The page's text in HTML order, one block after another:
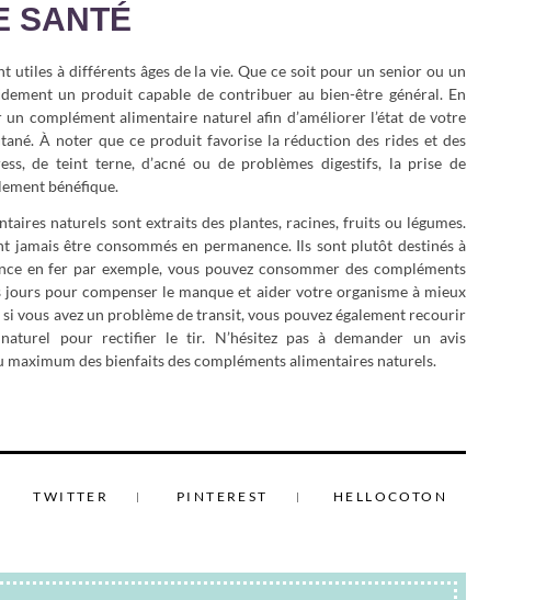
SANTÉ
utiles à différents âges de la vie. Que ce soit pour un senior ou un
un produit capable de contribuer au bien-être général. En
complément alimentaire naturel afin d’améliorer l’état de votre
À noter que ce produit favorise la réduction des rides et des
de teint terne, d’acné ou de problèmes digestifs, la prise de
bénéfique.
naturels sont extraits des plantes, racines, fruits ou légumes.
jamais être consommés en permanence. Ils sont plutôt destinés à
en fer par exemple, vous pouvez consommer des compléments
pour compenser le manque et aider votre organisme à mieux
vous avez un problème de transit, vous pouvez également recourir
naturel pour rectifier le tir. N’hésitez pas à demander un avis
des bienfaits des compléments alimentaires naturels.
TWITTER PINTEREST HELLOCOTON